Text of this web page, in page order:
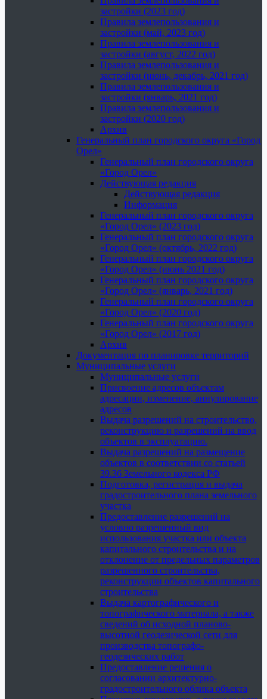
застройки (2023 год)
Правила землепользования и
застройки (май, 2023 год)
Правила землепользования и
застройки (август, 2022 год)
Правила землепользования и
застройки (июнь, декабрь, 2021 год)
Правила землепользования и
застройки (январь, 2021 год)
Правила землепользования и
застройки (2020 год)
Архив
Генеральный план городского округа «Город
Орел»
Генеральный план городского округа
«Город Орел»
Действующая редакция
Действующая редакция
Информация
Генеральный план городского округа
«Город Орел» (2023 год)
Генеральный план городского округа
«Город Орел» (октябрь, 2022 год)
Генеральный план городского округа
«Город Орел» (июнь 2021 год)
Генеральный план городского округа
«Город Орел» (январь, 2021 год)
Генеральный план городского округа
«Город Орел» (2020 год)
Генеральный план городского округа
«Город Орел» (2017 год)
Архив
Документация по планировке территорий
Муниципальные услуги
Муниципальные услуги
Присвоение адресов объектам
адресации, изменение, аннулирование
адресов
Выдача разрешений на строительство,
реконструкцию и разрешений на ввод
объектов в эксплуатацию.
Выдача разрешений на размещение
объектов в соответствии со статьей
39.36 Земельного кодекса РФ
Подготовка, регистрация и выдача
градостроительного плана земельного
участка
Предоставление разрешений на
условно разрешенный вид
использования участка или объекта
капитального строительства и на
отклонение от предельных параметров
разрешенного строительства,
реконструкции объектов капитального
строительства
Выдача картографического и
топографического материала, а также
сведений об исходной планово-
высотной геодезической сети для
производства топографо-
геодезических работ
Предоставление решения о
согласовании архитектурно-
градостроительного облика объекта